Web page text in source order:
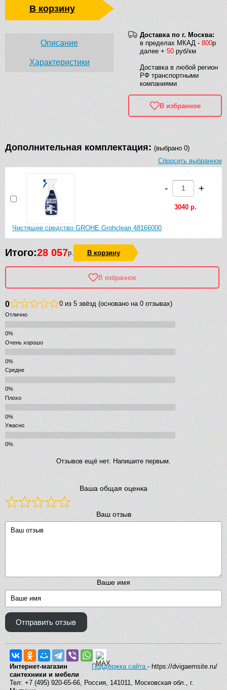
В корзину
Доставка по г. Москва:
в пределах МКАД - 800р
далее + 50 руб/км
Доставка в любой регион
РФ транспортными
компаниями
В избранное
Описание
Характеристики
Дополнительная комплектация: (выбрано 0)
Сбросить выбранное
Чистящее средство GROHE Grohclean 48166000
- +
3040 р.
Итого:28 057р. В корзину
В избранное
0 0 из 5 звёзд (основано на 0 отзывах)
Отлично
Очень хорошо
Средне
Плохо
Ужасно
Отзывов ещё нет. Напишите первым.
Ваша общая оценка
Ваш отзыв
Ваше имя
Отправить отзыв
Поддержка сайта- https://dvigaemsite.ru/
Интернет-магазин
сантехники и мебели
Тел: +7 (495) 920-65-66, Россия, 141011, Московская обл., г.